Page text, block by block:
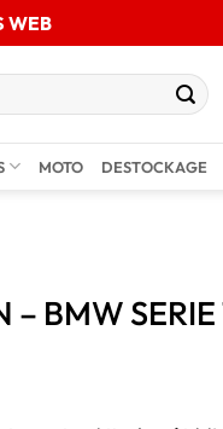
WEB
MOTO DESTOCKAGE
BMW